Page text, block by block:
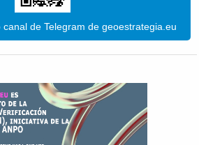
de Telegram de geoestrategia.eu